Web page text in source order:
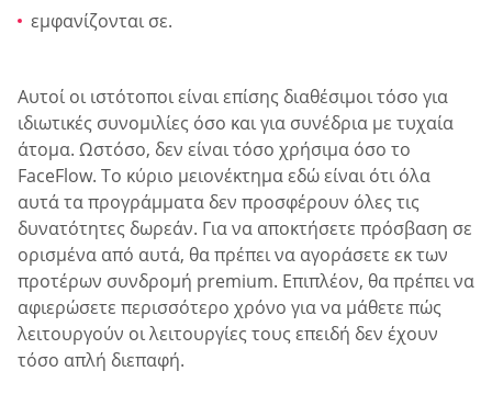
εμφανίζονται σε.
Αυτοί οι ιστότοποι είναι επίσης διαθέσιμοι τόσο για
ιδιωτικές συνομιλίες όσο και για συνέδρια με τυχαία
άτομα. Ωστόσο, δεν είναι τόσο χρήσιμα όσο το
FaceFlow. Το κύριο μειονέκτημα εδώ είναι ότι όλα
αυτά τα προγράμματα δεν προσφέρουν όλες τις
δυνατότητες δωρεάν. Για να αποκτήσετε πρόσβαση σε
ορισμένα από αυτά, θα πρέπει να αγοράσετε εκ των
προτέρων συνδρομή premium. Επιπλέον, θα πρέπει να
αφιερώσετε περισσότερο χρόνο για να μάθετε πώς
λειτουργούν οι λειτουργίες τους επειδή δεν έχουν
τόσο απλή διεπαφή.